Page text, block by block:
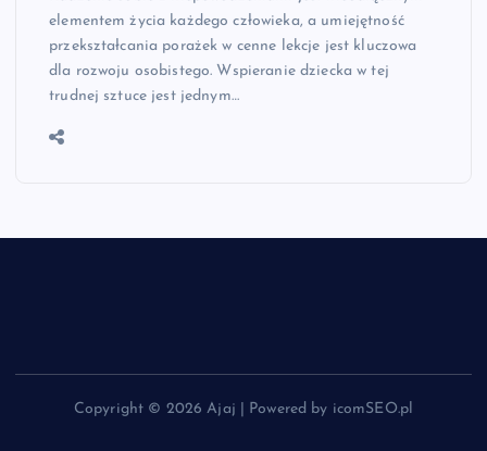
elementem życia każdego człowieka, a umiejętność
przekształcania porażek w cenne lekcje jest kluczowa
dla rozwoju osobistego. Wspieranie dziecka w tej
trudnej sztuce jest jednym…
Copyright © 2026 Ajaj | Powered by icomSEO.pl